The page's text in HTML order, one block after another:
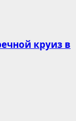
круиз в